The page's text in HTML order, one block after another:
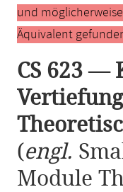
und
Äquivalent
CS 623 —
(engl.
Module